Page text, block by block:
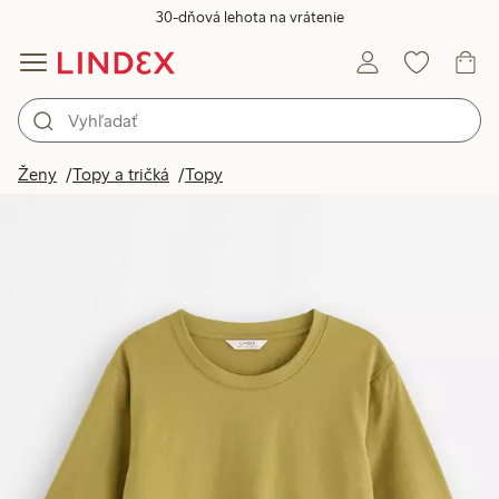
30-dňová lehota na vrátenie
Ženy Topy a tričká Topy